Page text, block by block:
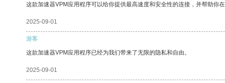
这款加速器VPM应用程序可以给你提供最高速度和安全性的连接，并帮助你在
2025-09-01
游客
这款加速器VPM应用程序已经为我们带来了无限的隐私和自由。
2025-09-01